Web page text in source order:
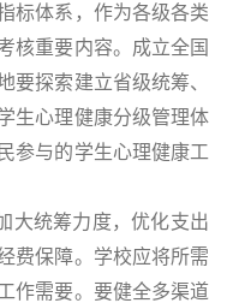
标体系，作为各级各类
核重要内容。成立全国
要探索建立省级统筹、
生心理健康分级管理体
参与的学生心理健康工
大统筹力度，优化支出
费保障。学校应将所需
作需要。要健全多渠道